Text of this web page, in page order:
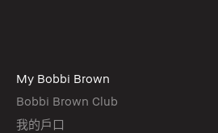
My Bobbi Brown
Bobbi Brown Club
我的戶口